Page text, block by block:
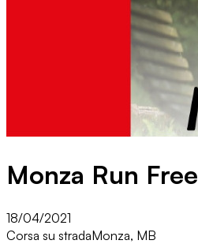
Monza Run Free
18/04/2021
Corsa su stradaMonza, MB